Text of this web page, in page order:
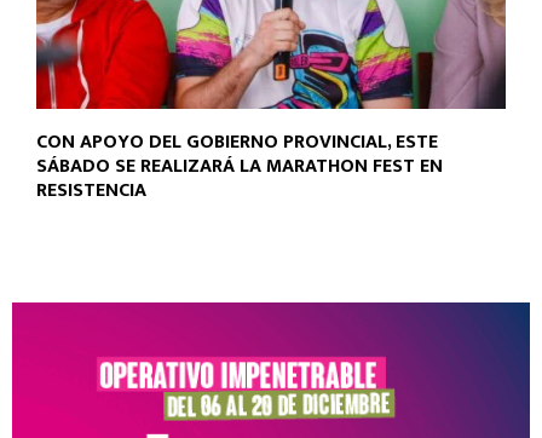
CON APOYO DEL GOBIERNO PROVINCIAL, ESTE
SÁBADO SE REALIZARÁ LA MARATHON FEST EN
RESISTENCIA